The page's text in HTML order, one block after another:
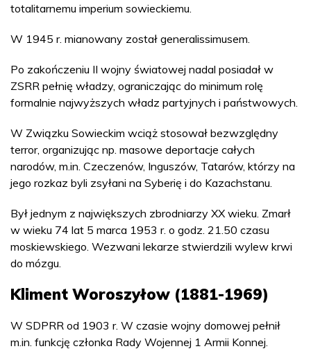
totalitarnemu imperium sowieckiemu.
W 1945 r. mianowany został generalissimusem.
Po zakończeniu II wojny światowej nadal posiadał w
ZSRR pełnię władzy, ograniczając do minimum rolę
formalnie najwyższych władz partyjnych i państwowych.
W Związku Sowieckim wciąż stosował bezwzględny
terror, organizując np. masowe deportacje całych
narodów, m.in. Czeczenów, Inguszów, Tatarów, którzy na
jego rozkaz byli zsyłani na Syberię i do Kazachstanu.
Był jednym z największych zbrodniarzy XX wieku. Zmarł
w wieku 74 lat 5 marca 1953 r. o godz. 21.50 czasu
moskiewskiego. Wezwani lekarze stwierdzili wylew krwi
do mózgu.
Kliment Woroszyłow (1881-1969)
W SDPRR od 1903 r. W czasie wojny domowej pełnił
m.in. funkcję członka Rady Wojennej 1 Armii Konnej.